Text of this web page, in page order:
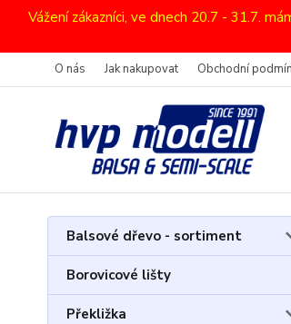
Vážení zákazníci, ve dnech 20.7 - 31.7.
O nás Jak nakupovat Obchodní
Balsové dřevo - sortiment
Borovicové lišty
Překližka